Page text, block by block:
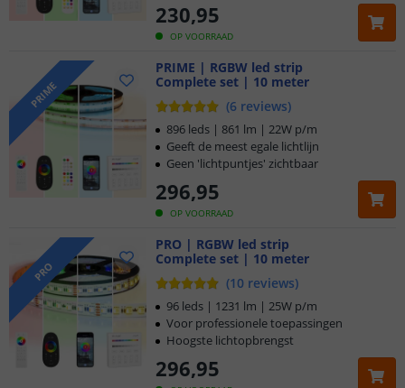
OP VOORRAAD
230,95
PRIME
PRIME | RGBW led strip
Complete set | 10 meter
(6 reviews)
OP VOORRAAD
296,95
896 leds | 861 lm | 22W p/m
Geeft de meest egale lichtlijn
Geen 'lichtpuntjes' zichtbaar
PRO
PRO | RGBW led strip
Complete set | 10 meter
(10 reviews)
296,95
96 leds | 1231 lm | 25W p/m
Voor professionele toepassingen
Hoogste lichtopbrengst
Klantbeoordeling 9.1